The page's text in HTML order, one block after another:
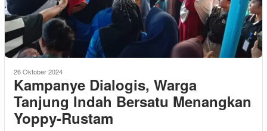
26 Oktober 2024
Kampanye Dialogis, Warga
Tanjung Indah Bersatu Menangkan
Yoppy-Rustam